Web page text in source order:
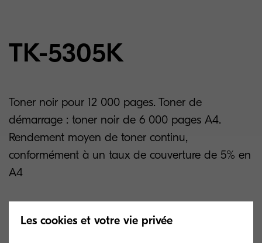
TK-5305K
Toner noir pour 12 000 pages. Toner de
démarrage : toner noir de 6 000 pages A4.
Rendement moyen de toner continu,
conformément à un taux de couverture de 5% en
A4
Related products
Les cookies et votre vie privée